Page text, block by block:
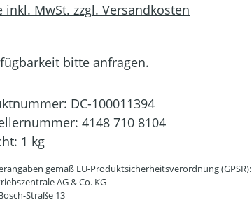
inkl. MwSt. zzgl. Versandkosten
bitte anfragen.
DC-100011394
4148 710 8104
1 kg
gemäß EU-Produktsicherheitsverordnung (GPSR):
AG & Co. KG
Straße 13